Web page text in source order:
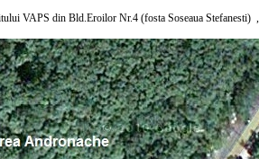
VAPS din Bld.Eroilor Nr.4 (fosta Soseaua